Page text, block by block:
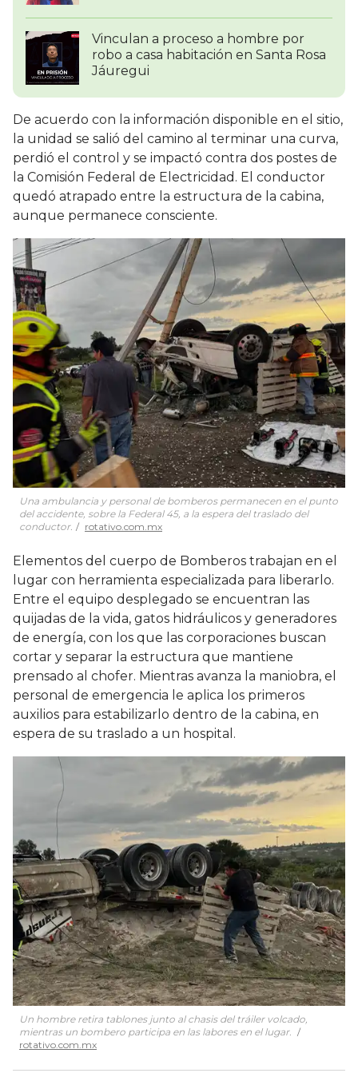
Vinculan a proceso a hombre por
robo a casa habitación en Santa Rosa
Jáuregui
De acuerdo con la información disponible en el sitio,
la unidad se salió del camino al terminar una curva,
perdió el control y se impactó contra dos postes de
la Comisión Federal de Electricidad. El conductor
quedó atrapado entre la estructura de la cabina,
aunque permanece consciente.
Una ambulancia y personal de bomberos permanecen en el punto
del accidente, sobre la Federal 45, a la espera del traslado del
conductor.
rotativo.com.mx
Elementos del cuerpo de Bomberos trabajan en el
lugar con herramienta especializada para liberarlo.
Entre el equipo desplegado se encuentran las
quijadas de la vida, gatos hidráulicos y generadores
de energía, con los que las corporaciones buscan
cortar y separar la estructura que mantiene
prensado al chofer. Mientras avanza la maniobra, el
personal de emergencia le aplica los primeros
auxilios para estabilizarlo dentro de la cabina, en
espera de su traslado a un hospital.
Un hombre retira tablones junto al chasis del tráiler volcado,
mientras un bombero participa en las labores en el lugar.
rotativo.com.mx